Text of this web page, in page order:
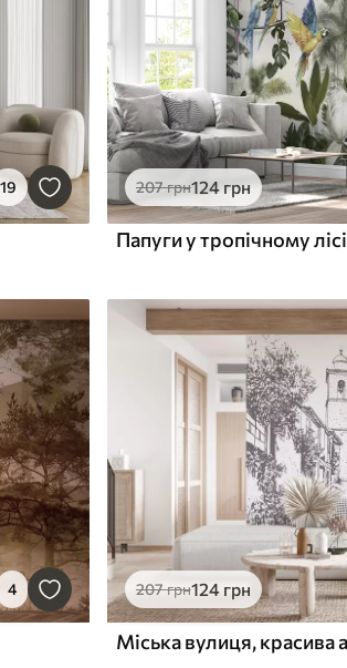
19 207грн124 грн
Папуги у тропічному лісі
4 207грн124 грн